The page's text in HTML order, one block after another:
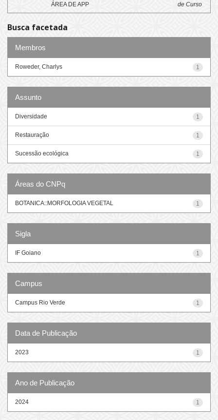
ÁREA DE APP
de Curso
Busca facetada
Membros
1
Roweder, Charlys
Assunto
1
Diversidade
1
Restauração
1
Sucessão ecológica
Áreas do CNPq
1
BOTANICA::MORFOLOGIA VEGETAL
Sigla
1
IF Goiano
Campus
1
Campus Rio Verde
Data de Publicação
1
2023
Ano de Publicação
1
2024